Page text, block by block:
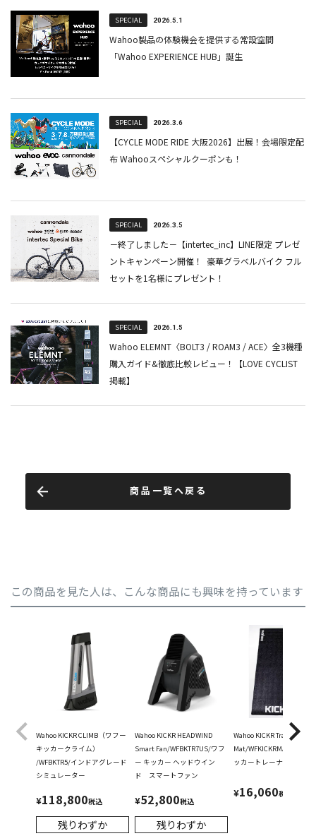
商品一覧へ戻る
この商品を見た人は、こんな商品にも興味を持っています
Wahoo KICKR CLIMB（ワフー
キッカークライム）
/WFBKTR5/インドアグレード
シミュレーター
¥118,800税込
残りわずか
Wahoo KICKR HEADWIND
Smart Fan/WFBKTR7US/ワフ
ー キッカー ヘッドウイン
ド スマートファン
¥52,800税込
残りわずか
Wahoo KICKR Trainer
Mat/WFKICKRMAT/ワフー
ッカートレーナーマット
¥16,060税込